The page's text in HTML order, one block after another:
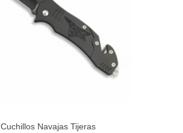
Cuchillos Navajas Tijeras